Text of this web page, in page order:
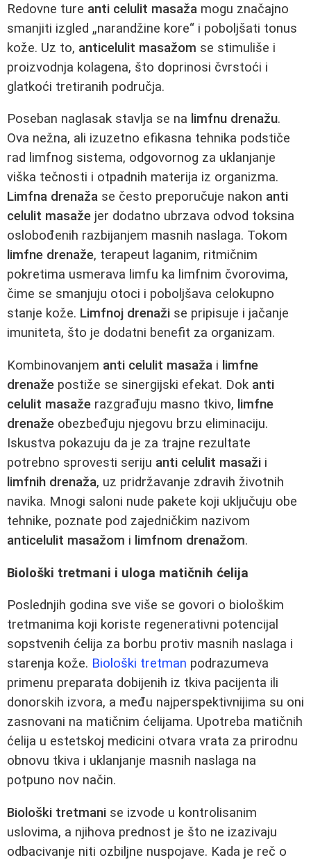
Redovne ture anti celulit masaža mogu značajno
smanjiti izgled „narandžine kore“ i poboljšati tonus
kože. Uz to, anticelulit masažom se stimuliše i
proizvodnja kolagena, što doprinosi čvrstoći i
glatkoći tretiranih područja.
Poseban naglasak stavlja se na limfnu drenažu.
Ova nežna, ali izuzetno efikasna tehnika podstiče
rad limfnog sistema, odgovornog za uklanjanje
viška tečnosti i otpadnih materija iz organizma.
Limfna drenaža se često preporučuje nakon anti
celulit masaže jer dodatno ubrzava odvod toksina
oslobođenih razbijanjem masnih naslaga. Tokom
limfne drenaže, terapeut laganim, ritmičnim
pokretima usmerava limfu ka limfnim čvorovima,
čime se smanjuju otoci i poboljšava celokupno
stanje kože. Limfnoj drenaži se pripisuje i jačanje
imuniteta, što je dodatni benefit za organizam.
Kombinovanjem anti celulit masaža i limfne
drenaže postiže se sinergijski efekat. Dok anti
celulit masaže razgrađuju masno tkivo, limfne
drenaže obezbeđuju njegovu brzu eliminaciju.
Iskustva pokazuju da je za trajne rezultate
potrebno sprovesti seriju anti celulit masaži i
limfnih drenaža, uz pridržavanje zdravih životnih
navika. Mnogi saloni nude pakete koji uključuju obe
tehnike, poznate pod zajedničkim nazivom
anticelulit masažom i limfnom drenažom.
Biološki tretmani i uloga matičnih ćelija
Poslednjih godina sve više se govori o biološkim
tretmanima koji koriste regenerativni potencijal
sopstvenih ćelija za borbu protiv masnih naslaga i
starenja kože. Biološki tretman podrazumeva
primenu preparata dobijenih iz tkiva pacijenta ili
donorskih izvora, a među najperspektivnijima su oni
zasnovani na matičnim ćelijama. Upotreba matičnih
ćelija u estetskoj medicini otvara vrata za prirodnu
obnovu tkiva i uklanjanje masnih naslaga na
potpuno nov način.
Biološki tretmani se izvode u kontrolisanim
uslovima, a njihova prednost je što ne izazivaju
odbacivanje niti ozbiljne nuspojave. Kada je reč o